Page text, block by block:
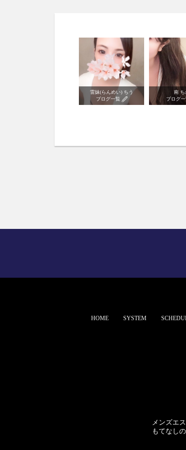
雷妹(らんめい) ちう
ブログ一覧
南 ち
ブログ
HOME SYSTEM
メンズエ
もてなし